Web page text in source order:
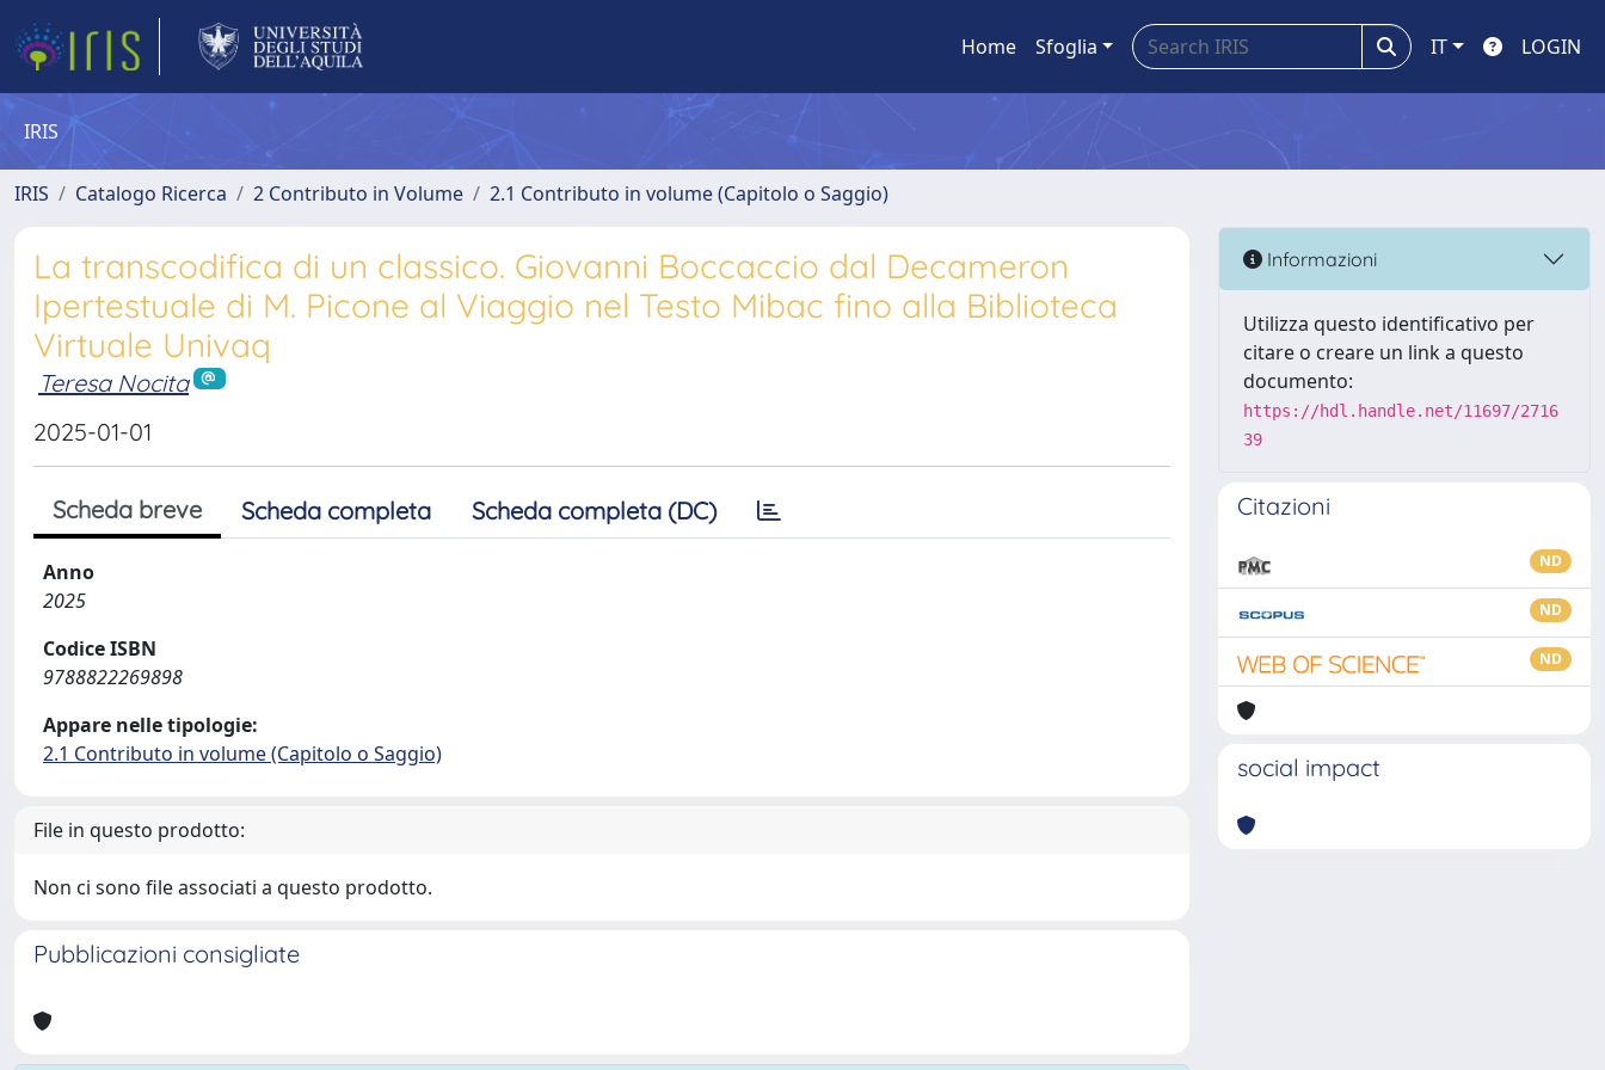
Home Sfoglia IT LOGIN
IRIS
IRIS Catalogo Ricerca 2 Contributo in Volume 2.1 Contributo in volume (Capitolo o Saggio)
La transcodifica di un classico. Giovanni Boccaccio dal Decameron
Ipertestuale di M. Picone al Viaggio nel Testo Mibac fino alla Biblioteca
Virtuale Univaq
Teresa Nocita
2025-01-01
Scheda breve Scheda completa Scheda completa (DC)
Anno
2025
Codice ISBN
9788822269898
Appare nelle tipologie:
2.1 Contributo in volume (Capitolo o Saggio)
File in questo prodotto:
Non ci sono file associati a questo prodotto.
Pubblicazioni consigliate
Informazioni
Utilizza questo identificativo per
citare o creare un link a questo
documento:
https://hdl.handle.net/11697/2716
39
Citazioni
ND
ND
ND
social impact